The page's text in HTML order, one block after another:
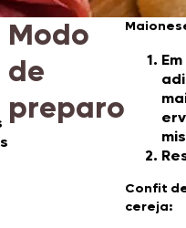
Modo
de
preparo
Confit
cereja: